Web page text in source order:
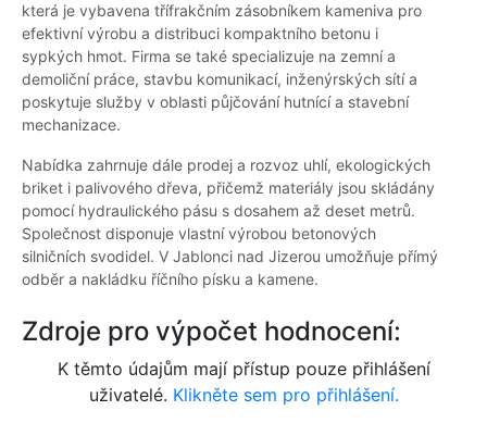
která je vybavena třífrakčním zásobníkem kameniva pro
efektivní výrobu a distribuci kompaktního betonu i
sypkých hmot. Firma se také specializuje na zemní a
demoliční práce, stavbu komunikací, inženýrských sítí a
poskytuje služby v oblasti půjčování hutnící a stavební
mechanizace.
Nabídka zahrnuje dále prodej a rozvoz uhlí, ekologických
briket i palivového dřeva, přičemž materiály jsou skládány
pomocí hydraulického pásu s dosahem až deset metrů.
Společnost disponuje vlastní výrobou betonových
silničních svodidel. V Jablonci nad Jizerou umožňuje přímý
odběr a nakládku říčního písku a kamene.
Zdroje pro výpočet hodnocení:
K těmto údajům mají přístup pouze přihlášení
uživatelé. Klikněte sem pro přihlášení.